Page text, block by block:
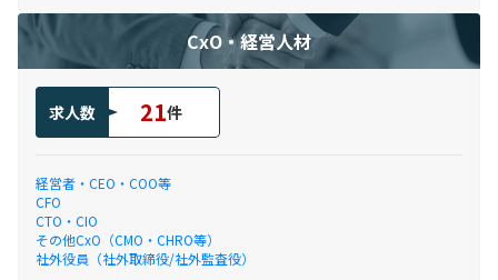
CxO・経営人材
求人数 21件
経営者・CEO・COO等
CFO
CTO・CIO
その他CxO（CMO・CHRO等）
社外役員（社外取締役/社外監査役）